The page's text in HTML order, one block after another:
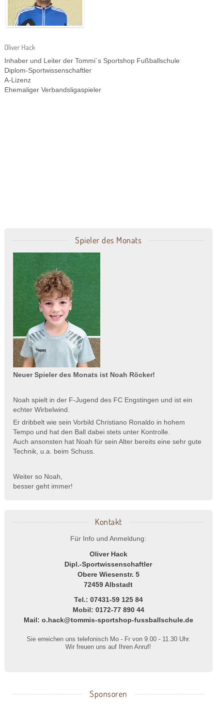
Oliver Hack
Inhaber und Leiter der Tommi´s Sportshop Fußballschule
Diplom-Sportwissenschaftler
A-Lizenz
Ehemaliger Verbandsligaspieler
Spieler des Monats
Neuer Spieler des Monats ist Noah Röcker!
Noah spielt in der F-Jugend des FC Engstingen und ist ein
echter Wirbelwind.
Er dribbelt wie sein Vorbild Christiano Ronaldo in hohem
Tempo und hat den Ball dabei stets unter Kontrolle.
Auch ansonsten hat Noah für sein Alter bereits eine sehr gute
Technik, u.a. beim Schuss.
Weiter so Noah,
besser geht immer!
Kontakt
Für Info und Anmeldung:
Oliver Hack
Dipl.-Sportwissenschaftler
Obere Wiesenstr. 5
72459 Albstadt
Tel.: 07431-59 125 84
Mobil: 0172-77 890 44
Mail: o.hack@tommis-sportshop-fussballschule.de
Sie erreichen uns telefonisch Mo - Fr von 9.00 - 11.30 Uhr.
Wir freuen uns auf Ihren Anruf!
Sponsoren